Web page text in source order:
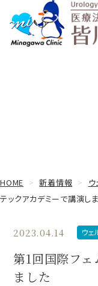
HOME 新着情報
テックアカデミーで講演し
2023.04.14 ウ
第1回国際フ
ました